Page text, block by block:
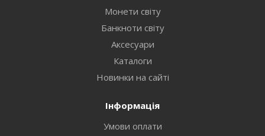
Монети світу
Банкноти світу
Аксесуари
Каталоги
Новинки на сайті
Інформація
Умови оплати